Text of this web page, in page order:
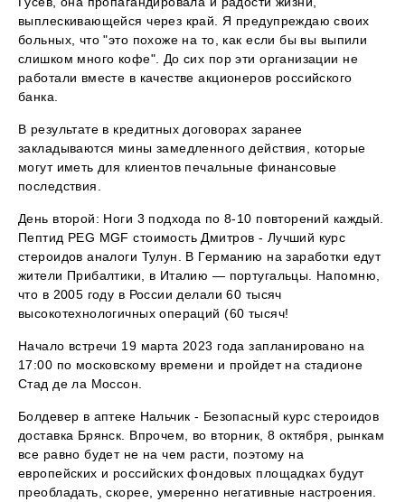
выплескивающейся через край. Я предупреждаю своих
больных, что "это похоже на то, как если бы вы выпили
слишком много кофе". До сих пор эти организации не
работали вместе в качестве акционеров российского
банка.
В результате в кредитных договорах заранее
закладываются мины замедленного действия, которые
могут иметь для клиентов печальные финансовые
последствия.
День второй: Ноги 3 подхода по 8-10 повторений каждый.
Пептид PEG MGF стоимость Дмитров - Лучший курс
стероидов аналоги Тулун. В Германию на заработки едут
жители Прибалтики, в Италию — португальцы. Напомню,
что в 2005 году в России делали 60 тысяч
высокотехнологичных операций (60 тысяч!
Начало встречи 19 марта 2023 года запланировано на
17:00 по московскому времени и пройдет на стадионе
Стад де ла Моссон.
Болдевер в аптеке Нальчик - Безопасный курс стероидов
доставка Брянск. Впрочем, во вторник, 8 октября, рынкам
все равно будет не на чем расти, поэтому на
европейских и российских фондовых площадках будут
преобладать, скорее, умеренно негативные настроения.